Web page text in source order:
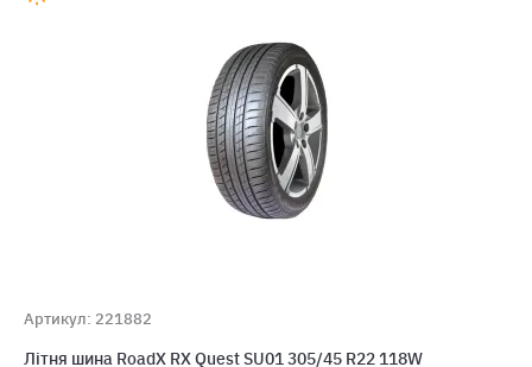
Артикул: 221882
Лiтня шина RoadX RX Quest SU01 305/45 R22 118W